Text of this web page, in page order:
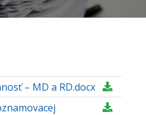
– MD a RD.docx